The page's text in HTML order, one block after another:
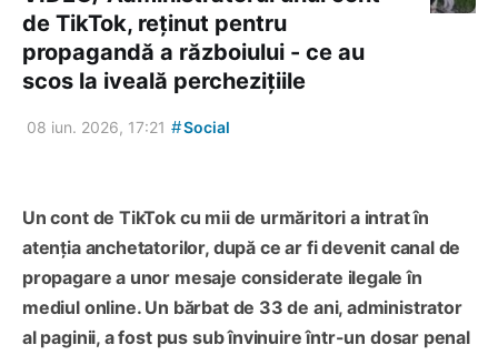
de TikTok, reținut pentru
propagandă a războiului - ce au
scos la iveală perchezițiile
08 iun. 2026, 17:21 #Social
Un cont de TikTok cu mii de urmăritori a intrat în
atenția anchetatorilor, după ce ar fi devenit canal de
propagare a unor mesaje considerate ilegale în
mediul online. Un bărbat de 33 de ani, administrator
al paginii, a fost pus sub învinuire într-un dosar penal